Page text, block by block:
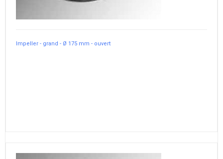
Impeller - grand - Ø 175 mm - ouvert